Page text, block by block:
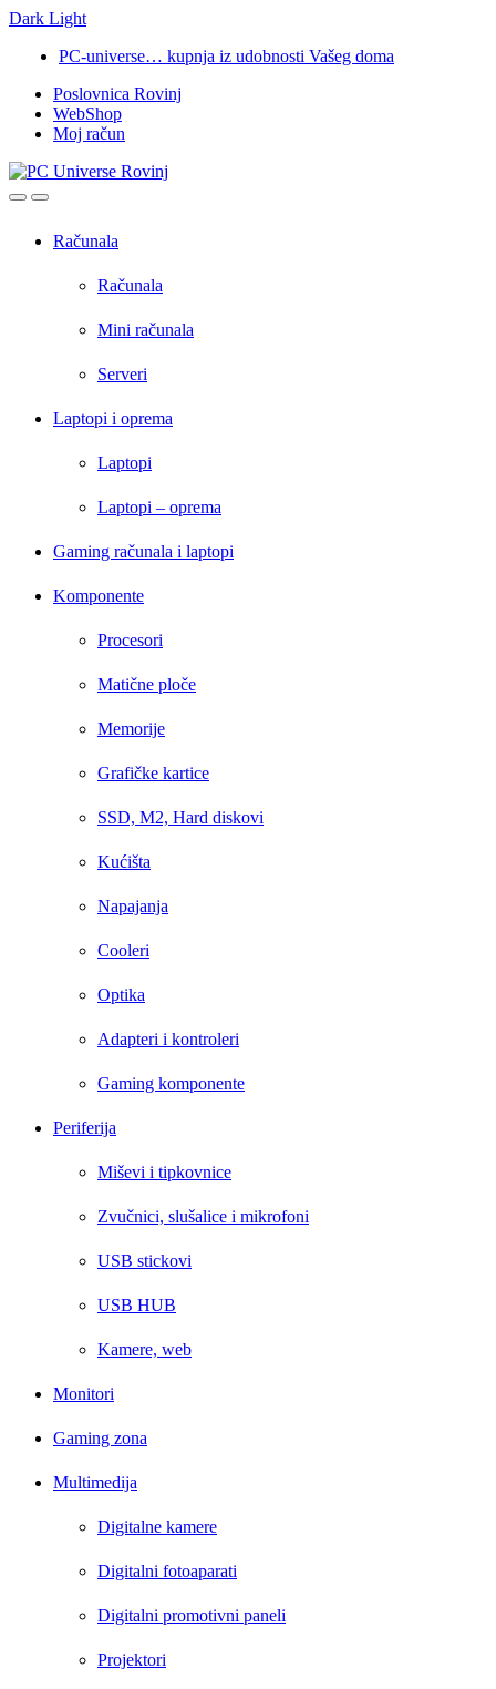
Dark Light
navigation
content
PC-universe… kupnja iz udobnosti Vašeg doma
Poslovnica Rovinj
WebShop
Moj račun
OpenClose
Računala
Računala
Mini računala
Serveri
Laptopi i oprema
Laptopi
Laptopi – oprema
Gaming računala i laptopi
Komponente
Procesori
Matične ploče
Memorije
Grafičke kartice
SSD, M2, Hard diskovi
Kućišta
Napajanja
Cooleri
Optika
Adapteri i kontroleri
Gaming komponente
Periferija
Miševi i tipkovnice
Zvučnici, slušalice i mikrofoni
USB stickovi
USB HUB
Kamere, web
Monitori
Gaming zona
Multimedija
Digitalne kamere
Digitalni fotoaparati
Digitalni promotivni paneli
Projektori